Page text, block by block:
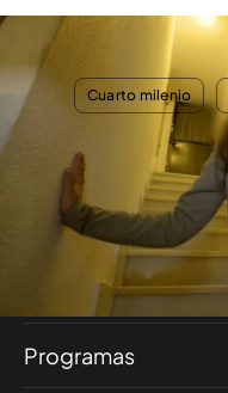
TEMAS Cuarto milenio
Nosotros
Corporativo
Programas